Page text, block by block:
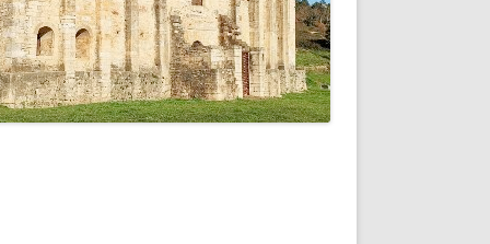
ENVÍA CORREO
CANALES DE VÍDEO